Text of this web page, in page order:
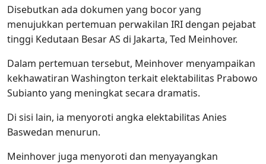
Disebutkan ada dokumen yang bocor yang
menujukkan pertemuan perwakilan IRI dengan pejabat
tinggi Kedutaan Besar AS di Jakarta, Ted Meinhover.
Dalam pertemuan tersebut, Meinhover menyampaikan
kekhawatiran Washington terkait elektabilitas Prabowo
Subianto yang meningkat secara dramatis.
Di sisi lain, ia menyoroti angka elektabilitas Anies
Baswedan menurun.
Meinhover juga menyoroti dan menyayangkan